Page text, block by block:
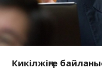
Кикілжіңге